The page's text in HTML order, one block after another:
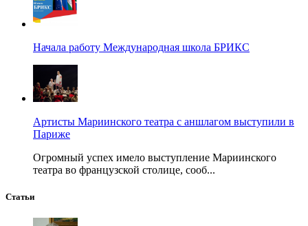
Начала работу Международная школа БРИКС
Артисты Мариинского театра с аншлагом выступили в
Париже
Огромный успех имело выступление Мариинского
театра во французской столице, сооб...
Статьи